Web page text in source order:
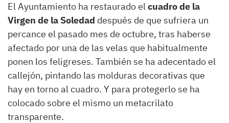
El Ayuntamiento ha restaurado elcuadro de la
Virgen de la Soledad después de que sufriera un
percance el pasado mes de octubre, tras haberse
afectado por una de las velas que habitualmente
ponen los feligreses. También se ha adecentado el
callejón, pintando las molduras decorativas que
hay en torno al cuadro. Y para protegerlo se ha
colocado sobre el mismo un metacrilato
transparente.